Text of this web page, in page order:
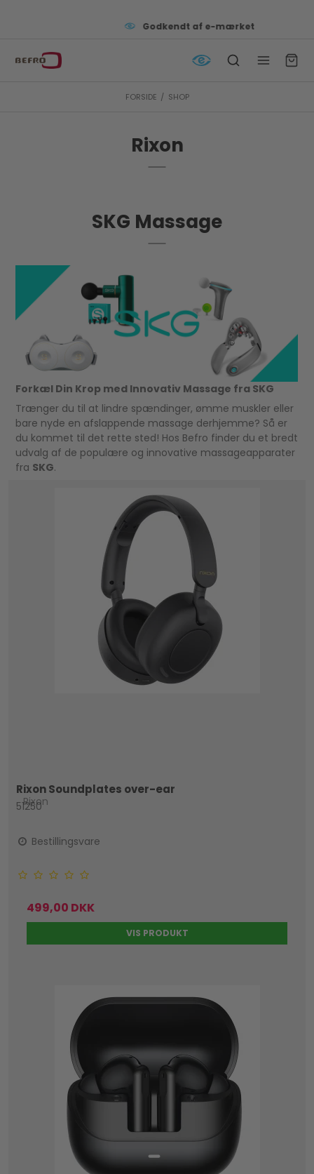
Godkendt af e-mærket
FORSIDE / SHOP
Rixon
SKG Massage
Forkæl Din Krop med Innovativ Massage fra SKG
Trænger du til at lindre spændinger, ømme muskler eller
bare nyde en afslappende massage derhjemme? Så er
du kommet til det rette sted! Hos Befro finder du et bredt
udvalg af de populære og innovative massageapparater
fra SKG.
Rixon Soundplates over-ear
Rixon
51250
Bestillingsvare
499,00 DKK
VIS PRODUKT